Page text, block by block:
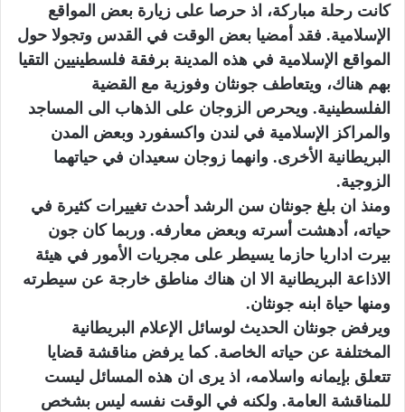
كانت رحلة مباركة، اذ حرصا على زيارة بعض المواقع
الإسلامية. فقد أمضيا بعض الوقت في القدس وتجولا حول
المواقع الإسلامية في هذه المدينة برفقة فلسطينيين التقيا
بهم هناك، ويتعاطف جونثان وفوزية مع القضية
الفلسطينية. ويحرص الزوجان على الذهاب الى المساجد
والمراكز الإسلامية في لندن واكسفورد وبعض المدن
البريطانية الأخرى. وانهما زوجان سعيدان في حياتهما
الزوجية.
ومنذ ان بلغ جونثان سن الرشد أحدث تغييرات كثيرة في
حياته، أدهشت أسرته وبعض معارفه. وربما كان جون
بيرت اداريا حازما يسيطر على مجريات الأمور في هيئة
الاذاعة البريطانية الا ان هناك مناطق خارجة عن سيطرته
ومنها حياة ابنه جونثان.
ويرفض جونثان الحديث لوسائل الإعلام البريطانية
المختلفة عن حياته الخاصة. كما يرفض مناقشة قضايا
تتعلق بإيمانه واسلامه، اذ يرى ان هذه المسائل ليست
للمناقشة العامة. ولكنه في الوقت نفسه ليس بشخص